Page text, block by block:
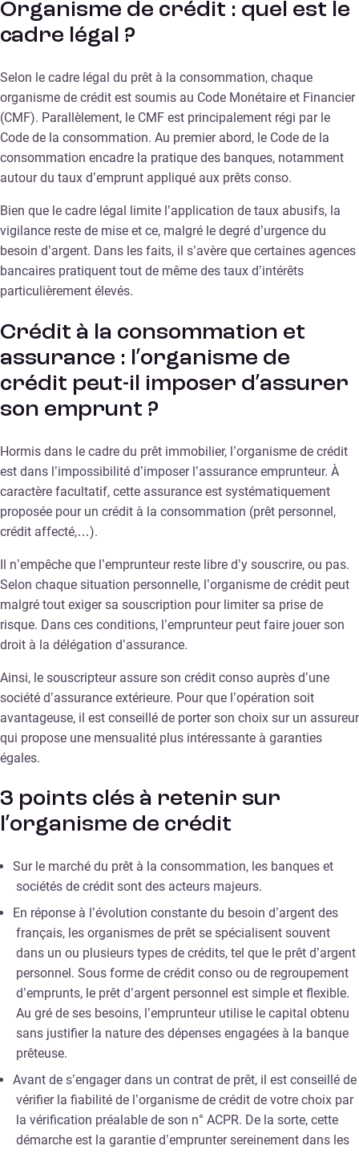
Organisme de crédit : quel est le
cadre légal ?
Selon le cadre légal du prêt à la consommation, chaque
organisme de crédit est soumis au Code Monétaire et Financier
(CMF). Parallèlement, le CMF est principalement régi par le
Code de la consommation. Au premier abord, le Code de la
consommation encadre la pratique des banques, notamment
autour du taux d’emprunt appliqué aux prêts conso.
Bien que le cadre légal limite l’application de taux abusifs, la
vigilance reste de mise et ce, malgré le degré d’urgence du
besoin d’argent. Dans les faits, il s’avère que certaines agences
bancaires pratiquent tout de même des taux d’intérêts
particulièrement élevés.
Crédit à la consommation et
assurance : l’organisme de
crédit peut-il imposer d’assurer
son emprunt ?
Hormis dans le cadre du prêt immobilier, l’organisme de crédit
est dans l’impossibilité d’imposer l’assurance emprunteur. À
caractère facultatif, cette assurance est systématiquement
proposée pour un crédit à la consommation (prêt personnel,
crédit affecté,…).
Il n’empêche que l’emprunteur reste libre d’y souscrire, ou pas.
Selon chaque situation personnelle, l’organisme de crédit peut
malgré tout exiger sa souscription pour limiter sa prise de
risque. Dans ces conditions, l’emprunteur peut faire jouer son
droit à la délégation d’assurance.
Ainsi, le souscripteur assure son crédit conso auprès d’une
société d’assurance extérieure. Pour que l’opération soit
avantageuse, il est conseillé de porter son choix sur un assureur
qui propose une mensualité plus intéressante à garanties
égales.
3 points clés à retenir sur
l’organisme de crédit
Sur le marché du prêt à la consommation, les banques et
sociétés de crédit sont des acteurs majeurs.
En réponse à l’évolution constante du besoin d’argent des
français, les organismes de prêt se spécialisent souvent
dans un ou plusieurs types de crédits, tel que le prêt d’argent
personnel. Sous forme de crédit conso ou de regroupement
d’emprunts, le prêt d’argent personnel est simple et flexible.
Au gré de ses besoins, l’emprunteur utilise le capital obtenu
sans justifier la nature des dépenses engagées à la banque
prêteuse.
Avant de s’engager dans un contrat de prêt, il est conseillé de
vérifier la fiabilité de l’organisme de crédit de votre choix par
la vérification préalable de son n° ACPR. De la sorte, cette
démarche est la garantie d’emprunter sereinement dans les